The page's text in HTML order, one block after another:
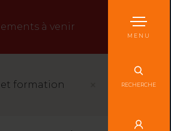
à venir
MENU
RECHERCHE
formation